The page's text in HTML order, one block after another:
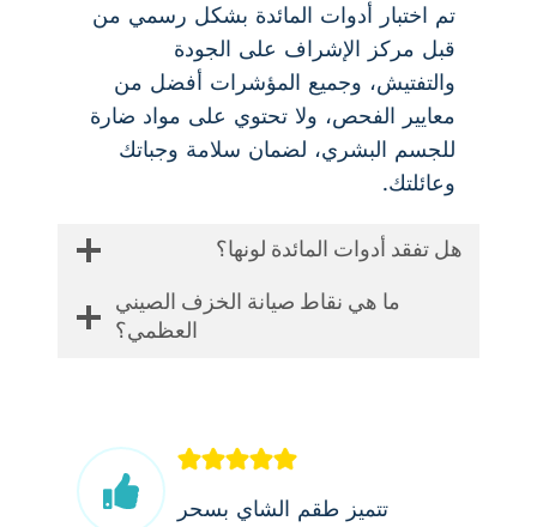
تم اختبار أدوات المائدة بشكل رسمي من
قبل مركز الإشراف على الجودة
والتفتيش، وجميع المؤشرات أفضل من
معايير الفحص، ولا تحتوي على مواد ضارة
للجسم البشري، لضمان سلامة وجباتك
وعائلتك.
هل تفقد أدوات المائدة لونها؟
ما هي نقاط صيانة الخزف الصيني
العظمي؟
تتميز طقم الشاي بسحر